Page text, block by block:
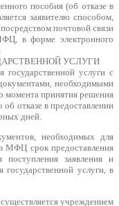
пособия (об отказе в
заявителю способом,
почтовой связи
в форме электронного
УСЛУГИ
государственной услуги с
необходимыми
момента принятия решения
об отказе в предоставлении
дней.
необходимых для
МФЦ срок предоставления
поступления заявления и
услуги, в
учреждением